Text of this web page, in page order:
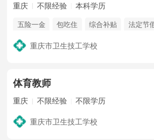
重庆 不限经验 本科学历
五险一金 包吃住 综合补贴 法定节
重庆市卫生技工学校
体育教师
重庆 不限经验 不限学历
重庆市卫生技工学校